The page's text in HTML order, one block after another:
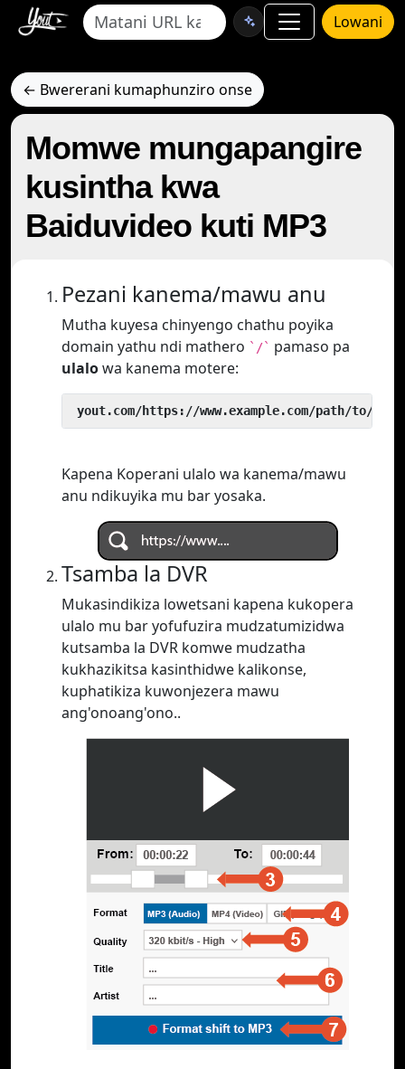
Lowani
← Bwererani kumaphunziro onse
Momwe mungapangire
kusintha kwa
Baiduvideo kuti MP3
Pezani kanema/mawu anu
Mutha kuyesa chinyengo chathu poyika
domain yathu ndi mathero `/` pamaso pa
ulalowa kanema motere:
yout.com/https://www.example.com/path/to/
Kapena Koperani ulalo wa kanema/mawu
anu ndikuyika mu bar yosaka.
Tsamba la DVR
Mukasindikiza lowetsani kapena kukopera
ulalo mu bar yofufuzira mudzatumizidwa
kutsamba la DVR komwe mudzatha
kukhazikitsa kasinthidwe kalikonse,
kuphatikiza kuwonjezera mawu
ang'onoang'ono..